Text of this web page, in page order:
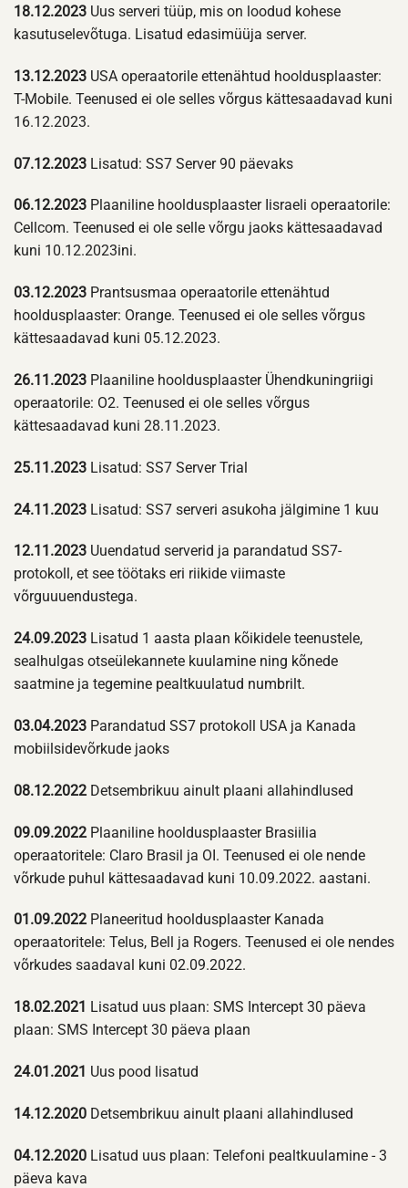
18.12.2023 Uus serveri tüüp, mis on loodud kohese
kasutuselevõtuga. Lisatud edasimüüja server.
13.12.2023 USA operaatorile ettenähtud hooldusplaaster:
T-Mobile. Teenused ei ole selles võrgus kättesaadavad kuni
16.12.2023.
07.12.2023 Lisatud: SS7 Server 90 päevaks
06.12.2023 Plaaniline hooldusplaaster Iisraeli operaatorile:
Cellcom. Teenused ei ole selle võrgu jaoks kättesaadavad
kuni 10.12.2023ini.
03.12.2023 Prantsusmaa operaatorile ettenähtud
hooldusplaaster: Orange. Teenused ei ole selles võrgus
kättesaadavad kuni 05.12.2023.
26.11.2023 Plaaniline hooldusplaaster Ühendkuningriigi
operaatorile: O2. Teenused ei ole selles võrgus
kättesaadavad kuni 28.11.2023.
25.11.2023 Lisatud: SS7 Server Trial
24.11.2023 Lisatud: SS7 serveri asukoha jälgimine 1 kuu
12.11.2023 Uuendatud serverid ja parandatud SS7-
protokoll, et see töötaks eri riikide viimaste
võrguuuendustega.
24.09.2023 Lisatud 1 aasta plaan kõikidele teenustele,
sealhulgas otseülekannete kuulamine ning kõnede
saatmine ja tegemine pealtkuulatud numbrilt.
03.04.2023 Parandatud SS7 protokoll USA ja Kanada
mobiilsidevõrkude jaoks
08.12.2022 Detsembrikuu ainult plaani allahindlused
09.09.2022 Plaaniline hooldusplaaster Brasiilia
operaatoritele: Claro Brasil ja OI. Teenused ei ole nende
võrkude puhul kättesaadavad kuni 10.09.2022. aastani.
01.09.2022 Planeeritud hooldusplaaster Kanada
operaatoritele: Telus, Bell ja Rogers. Teenused ei ole nendes
võrkudes saadaval kuni 02.09.2022.
18.02.2021 Lisatud uus plaan: SMS Intercept 30 päeva
plaan: SMS Intercept 30 päeva plaan
24.01.2021 Uus pood lisatud
14.12.2020 Detsembrikuu ainult plaani allahindlused
04.12.2020 Lisatud uus plaan: Telefoni pealtkuulamine - 3
päeva kava